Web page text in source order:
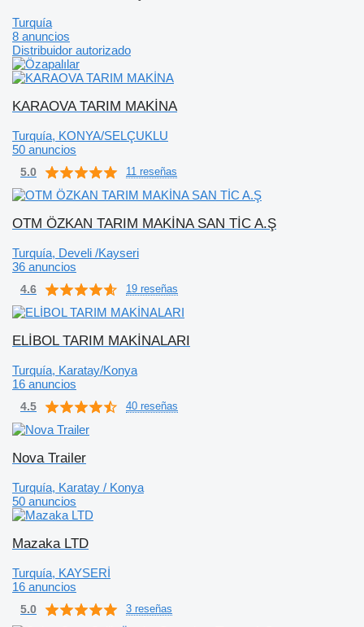
Turquía
8 anuncios
Distribuidor autorizado
KARAOVA TARIM MAKİNA
Turquía, KONYA/SELÇUKLU
50 anuncios
5.0 11 reseñas
OTM ÖZKAN TARIM MAKİNA SAN TİC A.Ş
Turquía, Develi /Kayseri
36 anuncios
4.6 19 reseñas
ELİBOL TARIM MAKİNALARI
Turquía, Karatay/Konya
16 anuncios
4.5 40 reseñas
Nova Trailer
Turquía, Karatay / Konya
50 anuncios
Mazaka LTD
Turquía, KAYSERİ
16 anuncios
5.0 3 reseñas